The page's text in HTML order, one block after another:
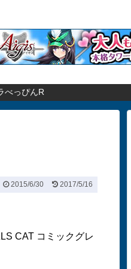
べっぴんR
2015/6/30 2017/5/16
CAT コミックグレ